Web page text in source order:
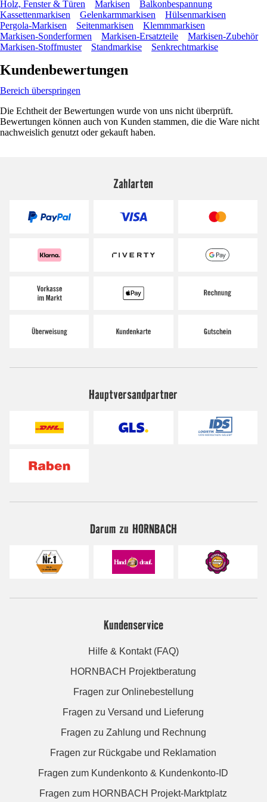
Holz, Fenster & Türen Markisen
Balkonbespannung
Kassettenmarkisen
Gelenkarmmarkisen
Hülsenmarkisen
Pergola-Markisen
Seitenmarkisen
Klemmmarkisen
Markisen-Sonderformen
Markisen-Ersatzteile
Markisen-Zubehör
Markisen-Stoffmuster
Standmarkise Senkrechtmarkise
Kundenbewertungen
Bereich überspringen
Die Echtheit der Bewertungen wurde von uns nicht überprüft.
Bewertungen können auch von Kunden stammen, die die Ware nicht
nachweislich genutzt oder gekauft haben.
Zahlarten
Hauptversandpartner
Darum zu HORNBACH
Kundenservice
Hilfe & Kontakt (FAQ)
HORNBACH Projektberatung
Fragen zur Onlinebestellung
Fragen zu Versand und Lieferung
Fragen zu Zahlung und Rechnung
Fragen zur Rückgabe und Reklamation
Fragen zum Kundenkonto & Kundenkonto-ID
Fragen zum HORNBACH Projekt-Marktplatz